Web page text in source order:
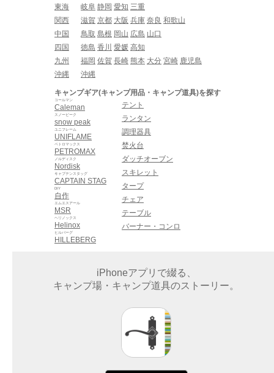
東海
岐阜 静岡 愛知 三重
関西
滋賀 京都 大阪 兵庫 奈良 和歌山
中国
鳥取 島根 岡山 広島 山口
四国
徳島 香川 愛媛 高知
九州
福岡 佐賀 長崎 熊本 大分 宮崎 鹿児島
沖縄
沖縄
キャンプギア(キャンプ用品・キャンプ道具)を探す
Caleman
コールマン
snow peak
スノーピーク
UNIFLAME
ユニフレーム
PETROMAX
ペトロマックス
Nordisk
ノルディスク
CAPTAIN STAG
キャプテンスタッグ
自作
DIY
MSR
エムエスアール
Helinox
ヘリノックス
HILLEBERG
ヒルバーグ
テント
ランタン
調理器具
焚火台
ダッチオーブン
スキレット
タープ
チェア
テーブル
バーナー・コンロ
iPhoneアプリで綴る、
キャンプ場・キャンプ道具のストーリー。